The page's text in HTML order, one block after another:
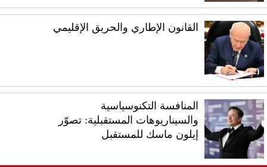
القانون الإطاري والحريق الإقليمي
المنافسة التكنوسياسية
والسيناريوهات المستقبلية: تصوّر
إيلون ماسك للمستقبل